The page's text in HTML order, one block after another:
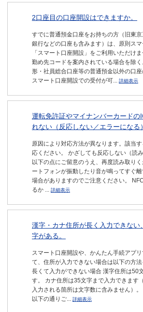
2口座目の口座開設はできますか。
すでに普通預金口座をお持ちの方（旧東京
銀行などの口座も含みます）は、原則ス
「スマート口座開設」をご利用いただけ
勤め先コードを案内されている場合を除
形・社員総合口座等の普通預金以外の口座
スマート口座開設での受付が可... 詳細表示
運転免許証やマイナンバーカードの
れない（反応しない／エラーになる
原因により対応方法が異なります。該当
応ください。 かざしても反応しない（読
以下の点にご留意のうえ、再度読み取り
ートフォンが振動したり音が鳴ってすぐ
場合がありますのでご注意ください。
るか ... 詳細表示
漢字・カナ住所が長く入力できない
字がある。
スマート口座開設や、かんたん手続アプ
て、住所が入力できない場合は以下の方法
長くて入力ができない場合 漢字住所は50
す。 カナ住所は35文字まで入力できます
入力される箇所は文字数に含みません）
以下の通りご... 詳細表示